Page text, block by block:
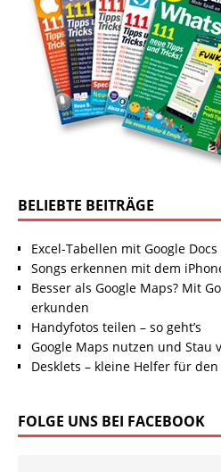
BELIEBTE BEITRÄGE
Excel-Tabellen mit Google
Songs erkennen mit dem
Besser als Google Maps? Mit
erkunden
Handyfotos teilen – so geht’s
Google Maps nutzen und Stau
Desklets – kleine Helfer für
FOLGE UNS BEI FACEBOOK